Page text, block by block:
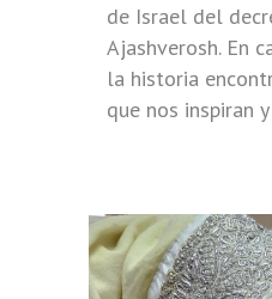
de Israel del
Ajashverosh. En
la historia
que nos inspiran